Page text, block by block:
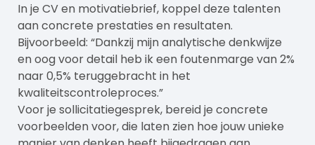
In je CV en motivatiebrief, koppel deze talenten
aan concrete prestaties en resultaten.
Bijvoorbeeld: “Dankzij mijn analytische denkwijze
en oog voor detail heb ik een foutenmarge van 2%
naar 0,5% teruggebracht in het
kwaliteitscontroleproces.”
Voor je sollicitatiegesprek, bereid je concrete
voorbeelden voor, die laten zien hoe jouw unieke